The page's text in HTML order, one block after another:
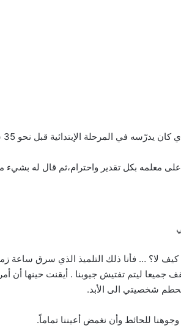
ﻳﺪﺭّﺳﻪ ﻓﻲ ﺍﻟﻤﺮﺣﻠﺔ ﺍلإﺑﺘﺪﺍﺋﻴﺔ ﻗﺒﻞ ﻧﺤﻮ 35 ﺳﻨﺔ.
ﻣﻌﻠﻤﻪ ﺑﻜﻞ ﺗﻘﺪﻳﺮ ﻭﺍﺣﺘﺮﺍﻡ،ﺛﻢ ﻗﺎﻝ ﻟﻪ
ﻻ؟ … ﻓﺄﻧﺎ ﺫﻟﻚ ﺍﻟﺘﻠﻤﻴﺬ ﺍﻟﺬﻱ ﺳﺮﻕ ﺳﺎﻋﺔ
ﺟﻤﻴﻌﺎ ﻟﻴﺘﻢ ﺗﻔﺘﻴﺶ ﺟﻴﻮﺑﻨﺎ . ﺃﻳﻘﻨﺖ ﺣﻴﻨﻬﺎ ﺃﻥ
ﺷﺨﺼﻴﺘﻲ ﺍﻟﻰ ﺍﻷﺑﺪ.
ﻟﻠﺤﺎﺋﻂ ﻭﺃﻥ ﻧﻐﻤﺾ ﺃﻋﻴﻨﻨﺎ ﺗﻤﺎﻣﺎً.